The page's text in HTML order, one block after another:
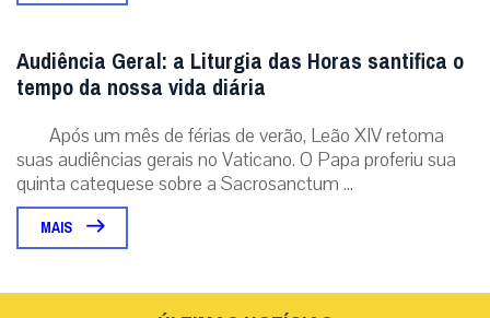
Audiência Geral: a Liturgia das Horas santifica o
tempo da nossa vida diária
Após um mês de férias de verão, Leão XIV retoma
suas audiências gerais no Vaticano. O Papa proferiu sua
quinta catequese sobre a Sacrosanctum ...
MAIS